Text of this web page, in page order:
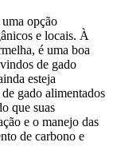
opção
e locais. À
é uma boa
de gado
esteja
gado alimentados
que suas
e o manejo das
de carbono e